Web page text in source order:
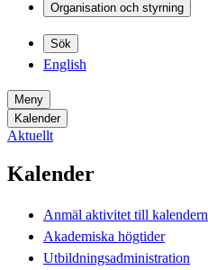
Organisation och styrning
Sök
English
Meny
Kalender
Aktuellt
Kalender
Anmäl aktivitet till kalendern
Akademiska högtider
Utbildningsadministration